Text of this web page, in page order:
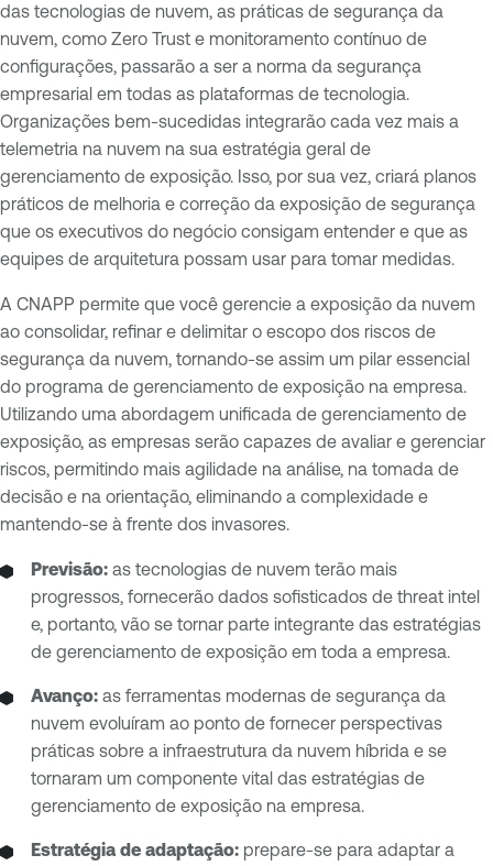
das tecnologias de nuvem, as práticas de segurança da
nuvem, como Zero Trust e monitoramento contínuo de
configurações, passarão a ser a norma da segurança
empresarial em todas as plataformas de tecnologia.
Organizações bem-sucedidas integrarão cada vez mais a
telemetria na nuvem na sua estratégia geral de
gerenciamento de exposição. Isso, por sua vez, criará planos
práticos de melhoria e correção da exposição de segurança
que os executivos do negócio consigam entender e que as
equipes de arquitetura possam usar para tomar medidas.
A CNAPP permite que você gerencie a exposição da nuvem
ao consolidar, refinar e delimitar o escopo dos riscos de
segurança da nuvem, tornando-se assim um pilar essencial
do programa de gerenciamento de exposição na empresa.
Utilizando uma abordagem unificada de gerenciamento de
exposição, as empresas serão capazes de avaliar e gerenciar
riscos, permitindo mais agilidade na análise, na tomada de
decisão e na orientação, eliminando a complexidade e
mantendo-se à frente dos invasores.
Previsão: as tecnologias de nuvem terão mais
progressos, fornecerão dados sofisticados de threat intel
e, portanto, vão se tornar parte integrante das estratégias
de gerenciamento de exposição em toda a empresa.
Avanço: as ferramentas modernas de segurança da
nuvem evoluíram ao ponto de fornecer perspectivas
práticas sobre a infraestrutura da nuvem híbrida e se
tornaram um componente vital das estratégias de
gerenciamento de exposição na empresa.
Estratégia de adaptação: prepare-se para adaptar a